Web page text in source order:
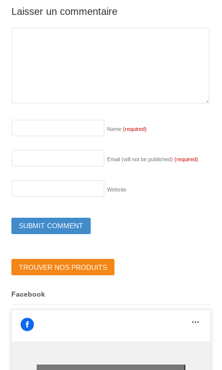
Laisser un commentaire
Name (required)
Email (will not be published) (required)
Website
TROUVER NOS PRODUITS
Facebook